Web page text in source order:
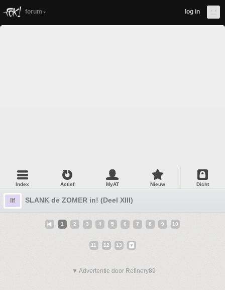
forum log in
Index Actief MyAT Nieuw Dicht
lif SLANK de ZOMER in! (Deel XIII)
1 2 3 4 5 6 7 8 9 10
11 12 13
▼ Advertentie door Refinery89